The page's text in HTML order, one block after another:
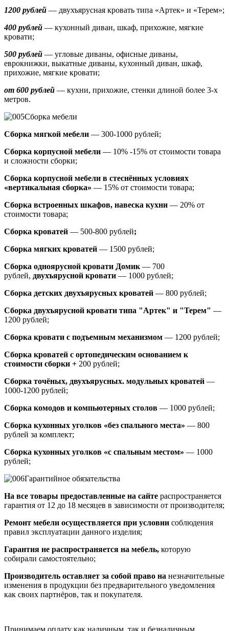
1200 рублей — двухъярусная кровать типа «Артек» и «Терем»;
400 рублей — кухонный диван, шкаф, прихожие, мягкие
кровати;
500 рублей — угловые диваны, офисные диваны,
еврокнижки, выкатные диваны, кухонный диван, шкаф,
прихожие, мягкие кровати;
от 600 рублей — кухни, прихожие, стенки длиной более 3-х
метров.
Сборка мебели
Сборка мягкой мебели — 300-1000 рублей;
Сборка корпусной мебели — 10% -15% от стоимости товара
и сложности сборки;
Сборка корпусной мебели в стеснённых условиях
«вертикальная сборка» — 15% от стоимости товара;
Сборка встроенных шкафов, навеска кухни — 20% от
стоимости товара;
Сборка кроватей — 500-800 рублей;
Сборка мягких кроватей — 1500 рублей;
Сборка одноярусной кровати Домик — 700
рублей, двухъярусной кровати — 1000 рублей;
Сборка детских двухъярусных кроватей — 800 рублей;
Сборка двухъярусной кровати типа "Артек" и "Терем" —
1200 рублей;
Сборка кровати с подъемным механизмом — 1200 рублей;
Сборка кроватей с ортопедическим основанием к
стоимости сборки + 200 рублей;
Сборка точёных, двухъярусных. модульных кроватей —
1000-1200 рублей;
Сборка комодов и компьютерных столов — 1000 рублей;
Сборка кухонных уголков «без спального места» — 800
рублей за комплект;
Сборка кухонных уголков «с спальным местом» — 1000
рублей;
Гарантийное обязательства
На все товары предоставленные на сайте распространяется
гарантия от 12 до 18 месяцев в зависимости от производителя;
Ремонт мебели осуществляется при условии соблюдения
правил эксплуатации данного изделия;
Гарантия не распространяется на мебель, которую
собирали самостоятельно;
Производитель оставляет за собой право на незначительные
изменения в продукции без предварительного уведомления
как своих партнёров, так и покупателя.
Принимаем оплату как наличным, так и безналичным